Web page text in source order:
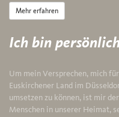
Mehr erfahren
Ich bin
Um mein Versprechen, mich
Euskirchener Land im
umsetzen zu können, ist mir
Menschen in unserer Heimat,